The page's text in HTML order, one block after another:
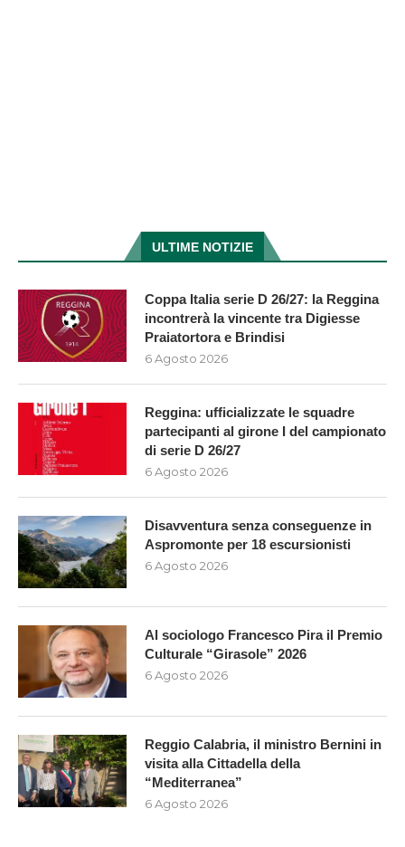
ULTIME NOTIZIE
Coppa Italia serie D 26/27: la Reggina
incontrerà la vincente tra Digiesse
Praiatortora e Brindisi
6 Agosto 2026
Reggina: ufficializzate le squadre
partecipanti al girone I del campionato
di serie D 26/27
6 Agosto 2026
Disavventura senza conseguenze in
Aspromonte per 18 escursionisti
6 Agosto 2026
Al sociologo Francesco Pira il Premio
Culturale “Girasole” 2026
6 Agosto 2026
Reggio Calabria, il ministro Bernini in
visita alla Cittadella della
“Mediterranea”
6 Agosto 2026